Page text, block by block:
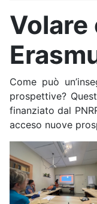
Come può
prospettive?
finanziato dal
acceso nuove